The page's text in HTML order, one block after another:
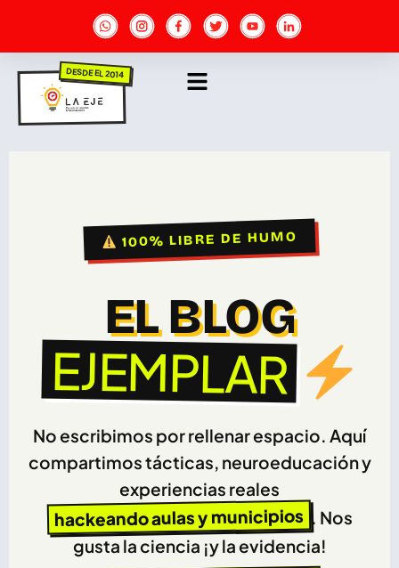
DESDE EL 2014
100% LIBRE DE HUMO
EL BLOG
EJEMPLAR
No escribimos por rellenar espacio. Aquí
compartimos tácticas, neuroeducación y
experiencias reales
hackeando aulas y municipios . Nos
gusta la ciencia ¡y la evidencia!